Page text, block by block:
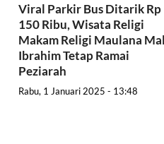
Viral Parkir Bus Ditarik Rp
150 Ribu, Wisata Religi
Makam Religi Maulana
Ibrahim Tetap Ramai
Peziarah
Rabu, 1 Januari 2025 - 13:48